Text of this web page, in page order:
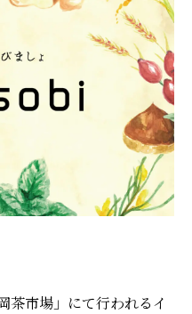
茶市場」にて行われるイ